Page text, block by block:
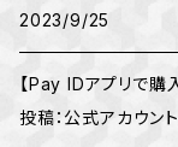
2023/9/25
【Pay IDアプリで
投稿：公式アカウン